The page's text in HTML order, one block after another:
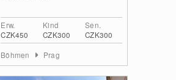
Erw.
CZK450
Kind
CZK300
Sen.
CZK300
Böhmen Prag